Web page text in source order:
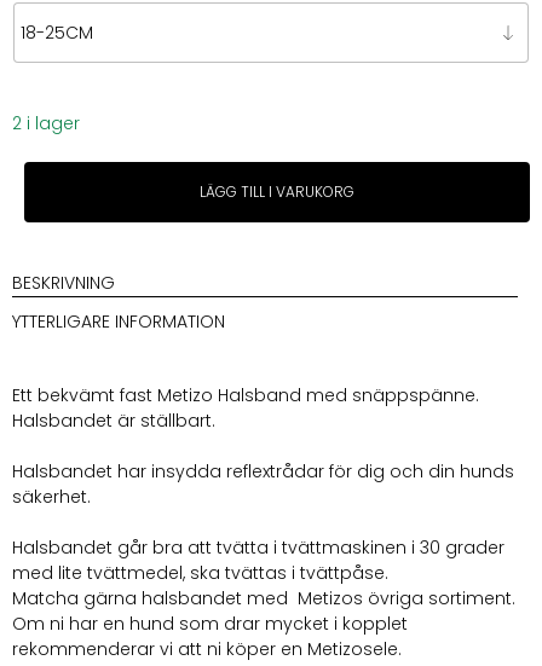
2 i lager
Metizo
ofodrat
mängd
LÄGG TILL I VARUKORG
BESKRIVNING
YTTERLIGARE INFORMATION
Ett bekvämt fast Metizo Halsband med snäppspänne.
Halsbandet är ställbart.
Halsbandet har insydda reflextrådar för dig och din hunds
säkerhet.
Halsbandet går bra att tvätta i tvättmaskinen i 30 grader
med lite tvättmedel, ska tvättas i tvättpåse.
Matcha gärna halsbandet med Metizos övriga sortiment.
Om ni har en hund som drar mycket i kopplet
rekommenderar vi att ni köper en Metizosele.